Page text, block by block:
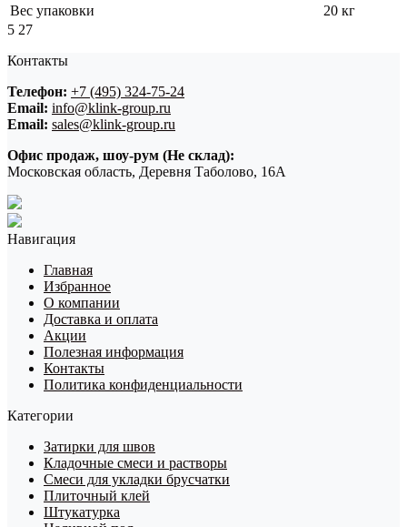
Вес упаковки
20 кг
5 27
Контакты
Телефон: +7 (495) 324-75-24
Email: info@klink-group.ru
Email: sales@klink-group.ru
Офис продаж, шоу-рум (Не склад):
Московская область, Деревня Таболово, 16А
Навигация
Главная
Избранное
О компании
Доставка и оплата
Акции
Полезная информация
Контакты
Политика конфиденциальности
Категории
Затирки для швов
Кладочные смеси и растворы
Смеси для укладки брусчатки
Плиточный клей
Штукатурка